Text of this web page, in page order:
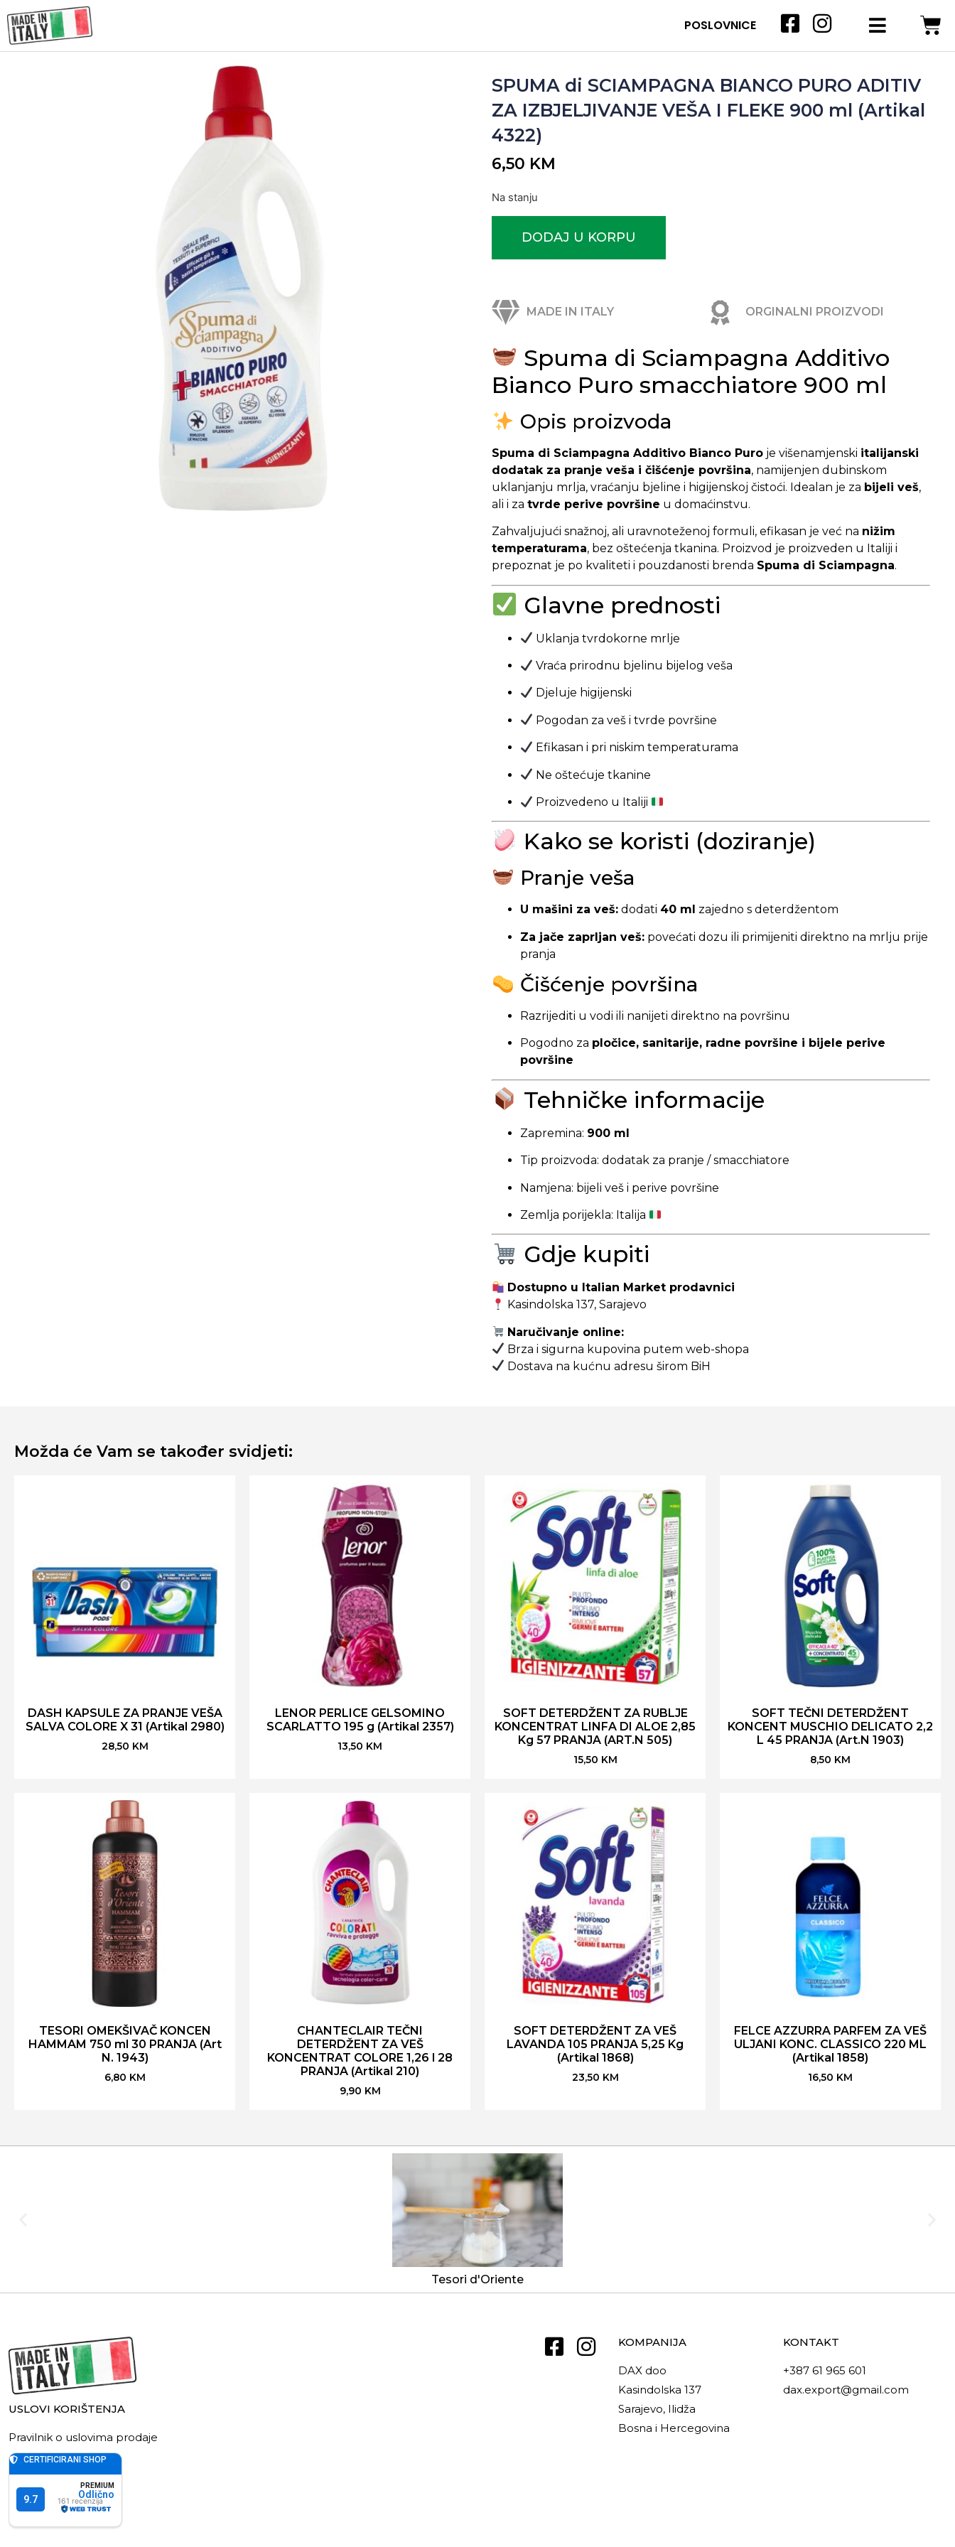
POSLOVNICE
SPUMA di SCIAMPAGNA BIANCO PURO ADITIV
ZA IZBJELJIVANJE VEŠA I FLEKE 900 ml (Artikal
4322)
6,50 KM
Na stanju
DODAJ U KORPU
MADE IN ITALY ORGINALNI PROIZVODI
Spuma di Sciampagna Additivo
Bianco Puro smacchiatore 900 ml
Opis proizvoda
Spuma di Sciampagna Additivo Bianco Puro je višenamjenski italijanski
dodatak za pranje veša i čišćenje površina, namijenjen dubinskom
uklanjanju mrlja, vraćanju bjeline i higijenskoj čistoći. Idealan je za bijeli veš,
ali i za tvrde perive površine u domaćinstvu.
Zahvaljujući snažnoj, ali uravnoteženoj formuli, efikasan je već na nižim
temperaturama, bez oštećenja tkanina. Proizvod je proizveden u Italiji i
prepoznat je po kvaliteti i pouzdanosti brenda Spuma di Sciampagna.
Glavne prednosti
Uklanja tvrdokorne mrlje
Vraća prirodnu bjelinu bijelog veša
Djeluje higijenski
Pogodan za veš i tvrde površine
Efikasan i pri niskim temperaturama
Ne oštećuje tkanine
Proizvedeno u Italiji
Kako se koristi (doziranje)
Pranje veša
U mašini za veš: dodati 40 ml zajedno s deterdžentom
Za jače zaprljan veš: povećati dozu ili primijeniti direktno na mrlju prije
pranja
Čišćenje površina
Razrijediti u vodi ili nanijeti direktno na površinu
Pogodno za pločice, sanitarije, radne površine i bijele perive
površine
Tehničke informacije
Zapremina: 900 ml
Tip proizvoda: dodatak za pranje / smacchiatore
Namjena: bijeli veš i perive površine
Zemlja porijekla: Italija
Gdje kupiti
Dostupno u Italian Market prodavnici
Kasindolska 137, Sarajevo
Naručivanje online:
Brza i sigurna kupovina putem web-shopa
Dostava na kućnu adresu širom BiH
Možda će Vam se također svidjeti:
DASH KAPSULE ZA PRANJE VEŠA
SALVA COLORE X 31 (Artikal 2980)
28,50 KM
LENOR PERLICE GELSOMINO
SCARLATTO 195 g (Artikal 2357)
13,50 KM
SOFT DETERDŽENT ZA RUBLJE
KONCENTRAT LINFA DI ALOE 2,85
Kg 57 PRANJA (ART.N 505)
15,50 KM
SOFT TEČNI DETERDŽENT
KONCENT MUSCHIO DELICATO 2,2
L 45 PRANJA (Art.N 1903)
8,50 KM
TESORI OMEKŠIVAČ KONCEN
HAMMAM 750 ml 30 PRANJA (Art
N. 1943)
6,80 KM
CHANTECLAIR TEČNI
DETERDŽENT ZA VEŠ
KONCENTRAT COLORE 1,26 l 28
PRANJA (Artikal 210)
9,90 KM
SOFT DETERDŽENT ZA VEŠ
LAVANDA 105 PRANJA 5,25 Kg
(Artikal 1868)
23,50 KM
FELCE AZZURRA PARFEM ZA VEŠ
ULJANI KONC. CLASSICO 220 ML
(Artikal 1858)
16,50 KM
Tesori d'Oriente
USLOVI KORIŠTENJA
Pravilnik o uslovima prodaje
KOMPANIJA
DAX doo
Kasindolska 137
Sarajevo, Ilidža
Bosna i Hercegovina
KONTAKT
+387 61 965 601
dax.export@gmail.com